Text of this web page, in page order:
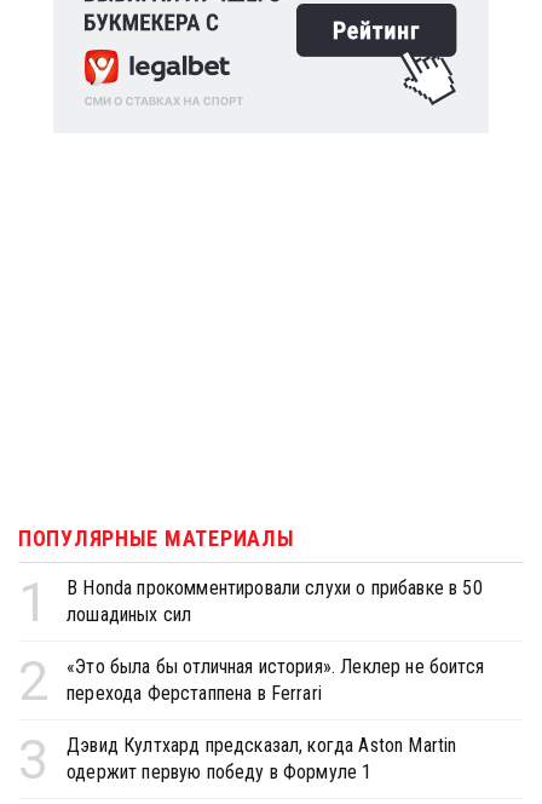
ПОПУЛЯРНЫЕ МАТЕРИАЛЫ
1
В Honda прокомментировали слухи о прибавке в 50
лошадиных сил
2
«Это была бы отличная история». Леклер не боится
перехода Ферстаппена в Ferrari
3
Дэвид Култхард предсказал, когда Aston Martin
одержит первую победу в Формуле 1